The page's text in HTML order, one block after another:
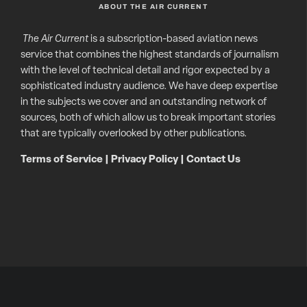
ABOUT THE AIR CURRENT
The Air Currentis a subscription-based aviation news
service that combines the highest standards of journalism
with the level of technical detail and rigor expected by a
sophisticated industry audience. We have deep expertise
in the subjects we cover and an outstanding network of
sources, both of which allow us to break important stories
that are typically overlooked by other publications.
Terms of Service Privacy Policy| Contact Us